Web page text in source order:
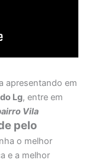
apresentando em
Lg, entre em
Vila
pelo
o melhor
e a melhor